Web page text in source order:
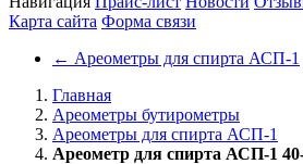
Карта сайта Форма связи
← Ареометры для спирта АСП-1
Главная
Ареометры бутирометры
Ареометры для спирта АСП-1
Ареометр для спирта АСП-1